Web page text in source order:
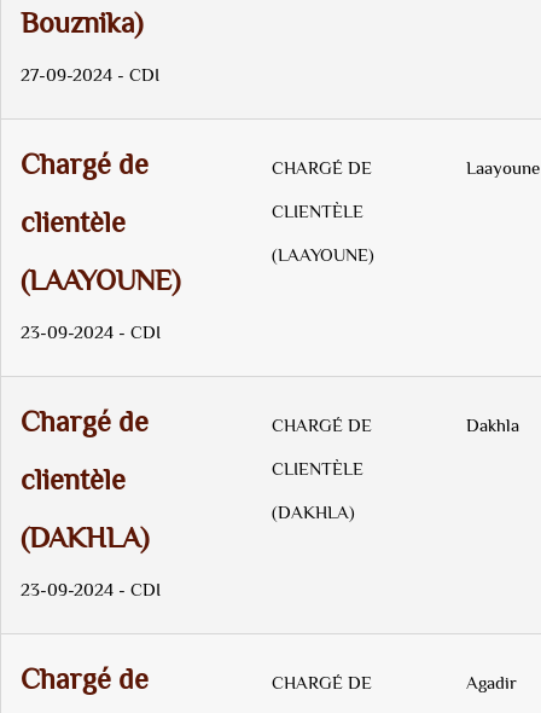
Bouznika)
27-09-2024 - CDI
Chargé de
clientèle
(LAAYOUNE)
23-09-2024 - CDI
CHARGÉ DE
CLIENTÈLE
(LAAYOUNE)
Laayoune
Chargé de
clientèle
(DAKHLA)
23-09-2024 - CDI
CHARGÉ DE
CLIENTÈLE
(DAKHLA)
Dakhla
Chargé de
CHARGÉ DE
Agadir